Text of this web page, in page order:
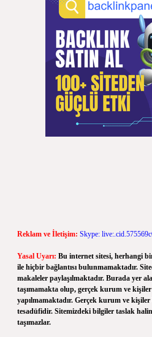
Reklam ve İletişim: Skype:
Yasal Uyarı: Bu internet sitesi, herhangi
ile hiçbir bağlantısı bulunmamaktadır.
makaleler paylaşılmaktadır. Burada yer
taşımamakta olup, gerçek kurum ve
yapılmamaktadır. Gerçek kurum ve
tesadüfidir. Sitemizdeki bilgiler taslak
taşımazlar.